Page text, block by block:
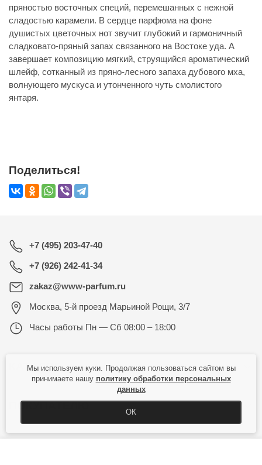
пряностью восточных специй, перемешанных с нежной
сладостью карамели. В сердце парфюма на фоне
душистых цветочных нот звучит глубокий и гармоничный
сладковато-пряный запах связанного на Востоке уда. А
завершает композицию мягкий, струящийся ароматический
шлейф, сотканный из пряно-лесного запаха дубового мха,
волнующего мускуса и утонченного чуть смолистого
янтаря.
Поделиться!
+7 (495) 203-47-40
+7 (926) 242-41-34
zakaz@www-parfum.ru
Москва, 5-й проезд Марьиной Рощи, 3/7
Часы работы Пн — Сб 08:00 – 18:00
КАТАЛОГ
ПОКУПАТЕЛЮ
Мы используем куки. Продолжая пользоваться сайтом вы
принимаете нашу политику обработки персональных
данных
ОК